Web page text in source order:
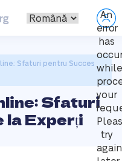
An
error
has
while
your
try
again
Sfaturi pentru Succes
Sfaturi
la Experți